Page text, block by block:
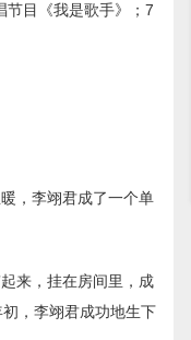
节目《我是歌手》；7
，李翊君成了一个单
来，挂在房间里，成
，李翊君成功地生下